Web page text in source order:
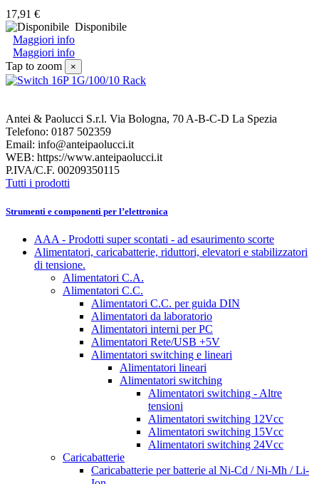
17,91 €
Disponibile
Maggiori info
Maggiori info
Tap to zoom
×
Antei & Paolucci S.r.l. Via Bologna, 70 A-B-C-D La Spezia
Telefono: 0187 502359
Email: info@anteipaolucci.it
WEB: https://www.anteipaolucci.it
P.IVA/C.F. 00209350115
Tutti i prodotti
Strumenti e componenti per l’elettronica
AAA - Prodotti super scontati - ad esaurimento scorte
Alimentatori, caricabatterie, riduttori, elevatori e stabilizzatori
di tensione.
Alimentatori C.A.
Alimentatori C.C.
Alimentatori C.C. per guida DIN
Alimentatori da laboratorio
Alimentatori interni per PC
Alimentatori Rete/USB +5V
Alimentatori switching e lineari
Alimentatori lineari
Alimentatori switching
Alimentatori switching - Altre
tensioni
Alimentatori switching 12Vcc
Alimentatori switching 15Vcc
Alimentatori switching 24Vcc
Caricabatterie
Caricabatterie per batterie al Ni-Cd / Ni-Mh / Li-